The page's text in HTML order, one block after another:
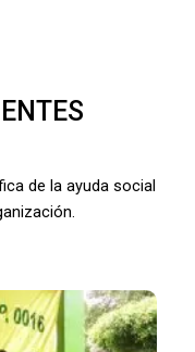
de la ayuda social